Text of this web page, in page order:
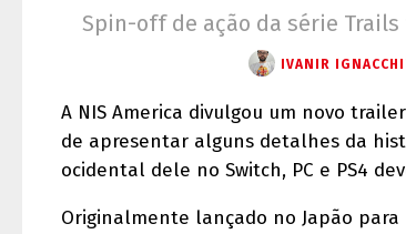
Spin-off de ação da série
IVANIR
A NIS America divulgou um novo
de apresentar alguns detalhes da
ocidental dele no Switch, PC e PS4
Originalmente lançado no Japão para